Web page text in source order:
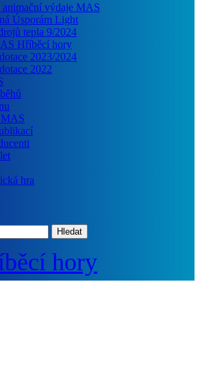
animační výdaje MAS
Úsporám Light
tepla 9/2024
Hříběcí hory
2023/2024
2022
hra
hory